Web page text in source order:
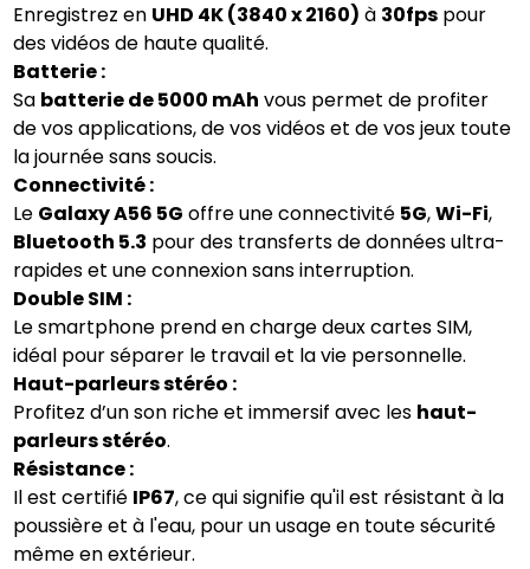
Enregistrez en UHD 4K (3840 x 2160) à 30fps pour
des vidéos de haute qualité.
Batterie :
Sa batterie de 5000 mAh vous permet de profiter
de vos applications, de vos vidéos et de vos jeux toute
la journée sans soucis.
Connectivité :
Le Galaxy A56 5G offre une connectivité 5G,Wi-Fi,
Bluetooth 5.3 pour des transferts de données ultra-
rapides et une connexion sans interruption.
Double SIM :
Le smartphone prend en charge deux cartes SIM,
idéal pour séparer le travail et la vie personnelle.
Haut-parleurs stéréo :
Profitez d’un son riche et immersif avec les haut-
parleurs stéréo.
Résistance :
Il est certifié IP67, ce qui signifie qu'il est résistant à la
poussière et à l'eau, pour un usage en toute sécurité
même en extérieur.